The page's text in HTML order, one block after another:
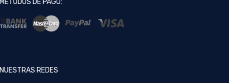
NUESTRAS REDES